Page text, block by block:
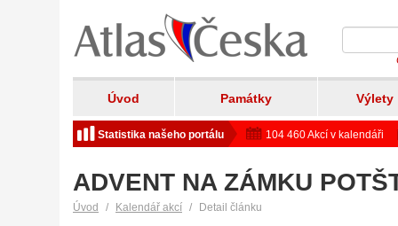
Úvod Památky Výlety
Statistika našeho portálu 104 460 Akcí v kalendáři
ADVENT NA ZÁMKU
Úvod Kalendář akcí Detail článku